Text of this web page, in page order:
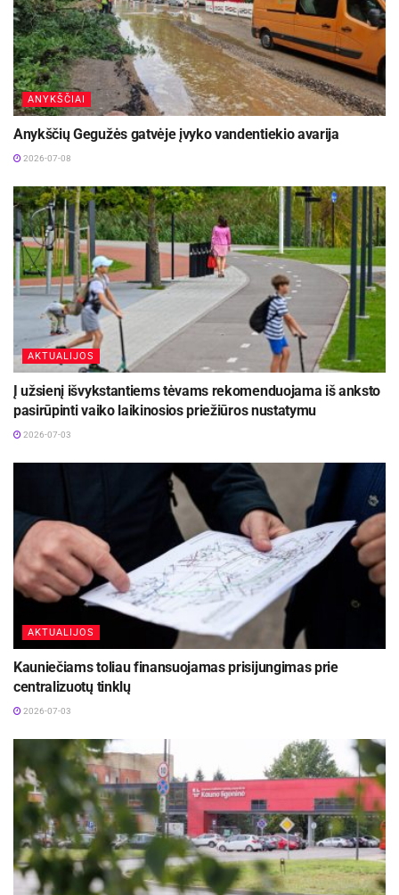
ANYKŠČIAI
Anykščių Gegužės gatvėje įvyko vandentiekio avarija
2026-07-08
AKTUALIJOS
Į užsienį išvykstantiems tėvams rekomenduojama iš anksto
pasirūpinti vaiko laikinosios priežiūros nustatymu
2026-07-03
AKTUALIJOS
Kauniečiams toliau finansuojamas prisijungimas prie
centralizuotų tinklų
2026-07-03